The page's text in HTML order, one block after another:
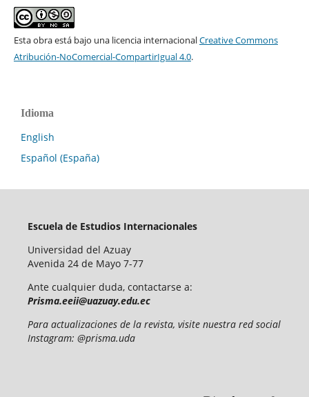
Esta obra está bajo una licencia internacionalCreative Commons
Atribución-NoComercial-CompartirIgual 4.0.
Idioma
English
Español (España)
Escuela de Estudios Internacionales
Universidad del Azuay
Avenida 24 de Mayo 7-77
Ante cualquier duda, contactarse a:
Prisma.eeii@uazuay.edu.ec
Para actualizaciones de la revista, visite nuestra red social
Instagram: @prisma.uda